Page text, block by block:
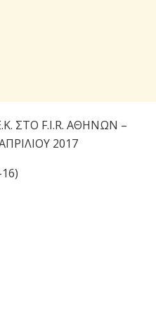
ΣΤΟ F.I.R. ΑΘΗΝΩΝ –
2017